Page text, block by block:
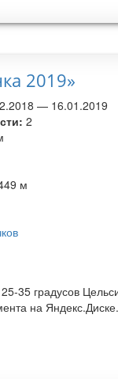
2019»
— 16.01.2019
2
м
35 градусов
на